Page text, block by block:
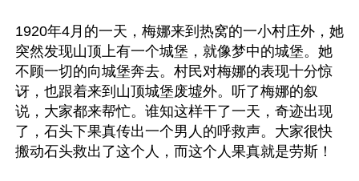
1920年4月的一天，梅娜来到热窝的一小村庄外，她
突然发现山顶上有一个城堡，就像梦中的城堡。她
不顾一切的向城堡奔去。村民对梅娜的表现十分惊
讶，也跟着来到山顶城堡废墟外。听了梅娜的叙
说，大家都来帮忙。谁知这样干了一天，奇迹出现
了，石头下果真传出一个男人的呼救声。大家很快
搬动石头救出了这个人，而这个人果真就是劳斯！